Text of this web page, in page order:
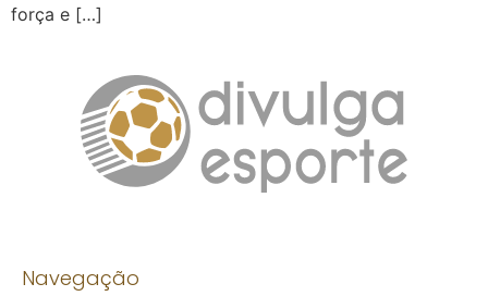
força e […]
Navegação